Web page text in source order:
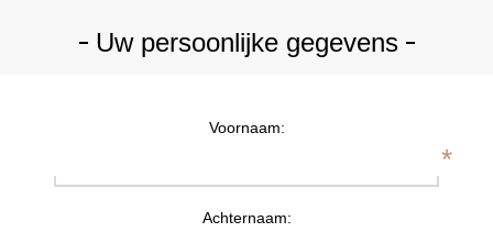
Uw persoonlijke gegevens
Voornaam:
*
Achternaam: